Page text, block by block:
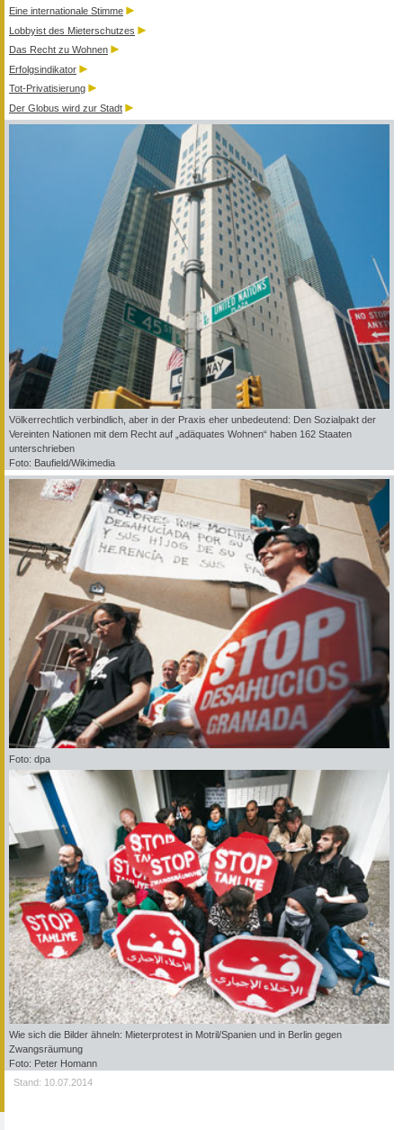
Eine internationale Stimme
Lobbyist des Mieterschutzes
Das Recht zu Wohnen
Erfolgsindikator
Tot-Privatisierung
Der Globus wird zur Stadt
Völkerrechtlich verbindlich, aber in der Praxis eher unbedeutend: Den Sozialpakt der
Vereinten Nationen mit dem Recht auf „adäquates Wohnen“ haben 162 Staaten
unterschrieben
Foto: Baufield/Wikimedia
Foto: dpa
Wie sich die Bilder ähneln: Mieterprotest in Motril/Spanien und in Berlin gegen
Zwangsräumung
Foto: Peter Homann
Stand: 10.07.2014